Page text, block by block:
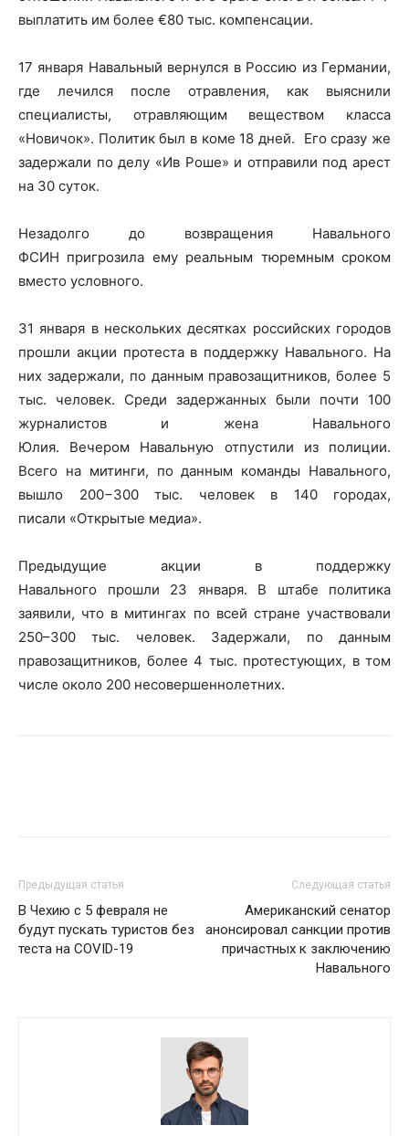
выплатить им более €80 тыс. компенсации.
17 января Навальный вернулся в Россию из Германии,
где лечился после отравления, как выяснили
специалисты, отравляющим веществом класса
«Новичок». Политик был в коме 18 дней. Его сразу же
задержали по делу «Ив Роше» и отправили под арест
на 30 суток.
Незадолго до возвращения Навального
ФСИН пригрозила ему реальным тюремным сроком
вместо условного.
31 января в нескольких десятках российских городов
прошли акции протеста в поддержку Навального. На
них задержали, по данным правозащитников, более 5
тыс. человек. Среди задержанных были почти 100
журналистов и жена Навального
Юлия. Вечером Навальную отпустили из полиции.
Всего на митинги, по данным команды Навального,
вышло 200−300 тыс. человек в 140 городах,
писали «Открытые медиа».
Предыдущие акции в поддержку
Навального прошли 23 января. В штабе политика
заявили, что в митингах по всей стране участвовали
250–300 тыс. человек. Задержали, по данным
правозащитников, более 4 тыс. протестующих, в том
числе около 200 несовершеннолетних.
Предыдущая статья
В Чехию с 5 февраля не
будут пускать туристов без
теста на COVID-19
Следующая статья
Американский сенатор
анонсировал санкции против
причастных к заключению
Навального